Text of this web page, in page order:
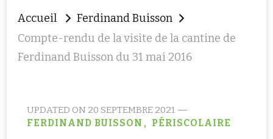
Accueil
Ferdinand Buisson
Compte-rendu de la visite de la cantine de
Ferdinand Buisson du 31 mai 2016
UPDATED ON 20 SEPTEMBRE 2021
FERDINAND BUISSON
PÉRISCOLAIRE